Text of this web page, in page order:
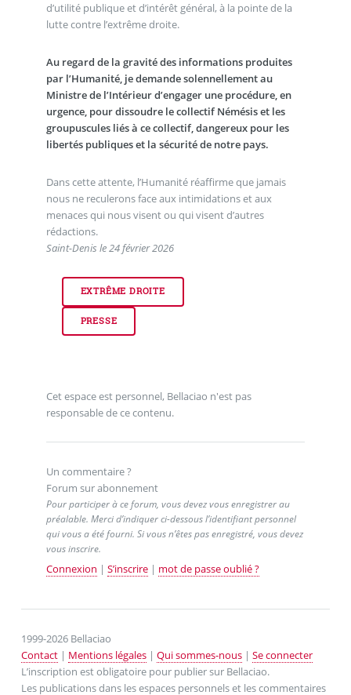
d’utilité publique et d’intérêt général, à la pointe de la
lutte contre l’extrême droite.
Au regard de la gravité des informations produites
par l’Humanité, je demande solennellement au
Ministre de l’Intérieur d’engager une procédure, en
urgence, pour dissoudre le collectif Némésis et les
groupuscules liés à ce collectif, dangereux pour les
libertés publiques et la sécurité de notre pays.
Dans cette attente, l’Humanité réaffirme que jamais
nous ne reculerons face aux intimidations et aux
menaces qui nous visent ou qui visent d’autres
rédactions.
Saint-Denis le 24 février 2026
EXTRÊME DROITE
PRESSE
Cet espace est personnel, Bellaciao n'est pas
responsable de ce contenu.
Un commentaire ?
Forum sur abonnement
Pour participer à ce forum, vous devez vous enregistrer au
préalable. Merci d’indiquer ci-dessous l’identifiant personnel
qui vous a été fourni. Si vous n’êtes pas enregistré, vous devez
vous inscrire.
Connexion | S’inscrire| mot de passe oublié ?
1999-2026 Bellaciao
Contact| Mentions légales| Qui sommes-nous| Se connecter
L’inscription est obligatoire pour publier sur Bellaciao.
Les publications dans les espaces personnels et les commentaires